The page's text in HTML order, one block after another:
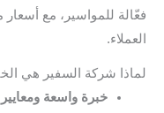
فعّالة للمواسير، مع
العملاء.
لماذا شركة السفير هي
خبرة واسعة